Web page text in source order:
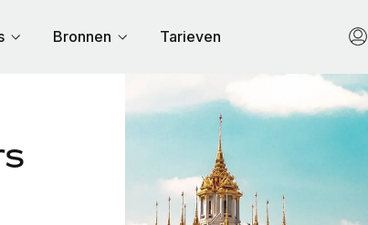
Bronnen Tarieven